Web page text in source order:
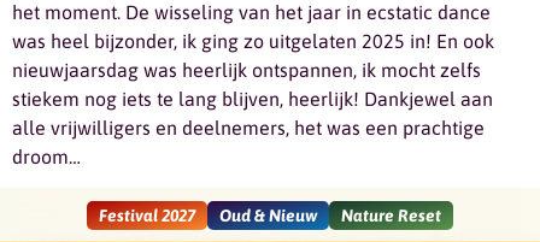
het moment. De wisseling van het jaar in ecstatic dance
was heel bijzonder, ik ging zo uitgelaten 2025 in! En ook
nieuwjaarsdag was heerlijk ontspannen, ik mocht zelfs
stiekem nog iets te lang blijven, heerlijk! Dankjewel aan
alle vrijwilligers en deelnemers, het was een prachtige
droom…
Festival 2027 Oud & Nieuw Nature Reset